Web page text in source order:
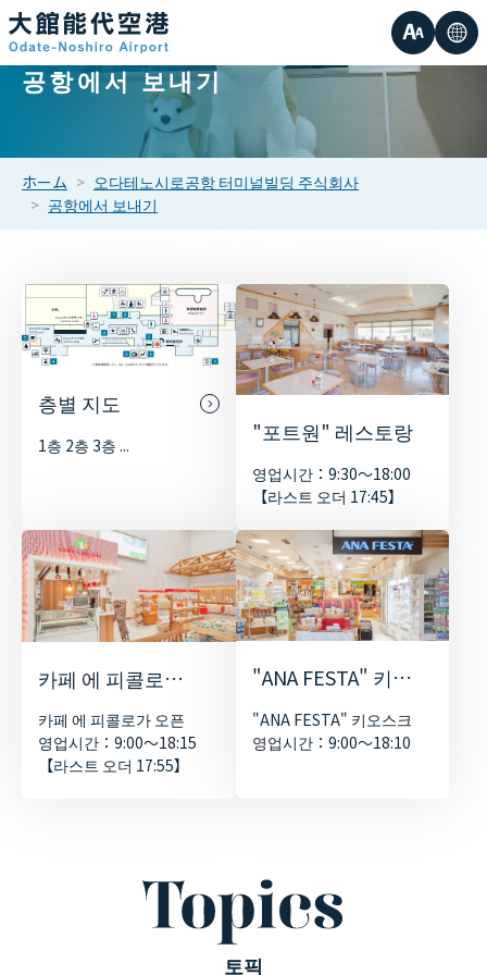
글
자중간
언
어
공항에서 보내기
ホーム
오다테노시로공항 터미널빌딩 주식회사
공항에서 보내기
층별 지도
1층 2층 3층 ... "포트원" 레스토랑
영업시간：9:30～18:00
【라스트 오더 17:45】
카페 에 피콜로가
오픈
카페 에 피콜로가 오픈
영업시간：9:00～18:15
【라스트 오더 17:55】
"ANA FESTA" 키오
스크
"ANA FESTA" 키오스크
영업시간：9:00～18:10
토픽